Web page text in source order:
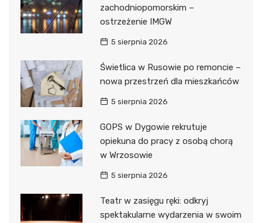
zachodniopomorskim –
ostrzeżenie IMGW
5 sierpnia 2026
Świetlica w Rusowie po remoncie –
nowa przestrzeń dla mieszkańców
5 sierpnia 2026
GOPS w Dygowie rekrutuje
opiekuna do pracy z osobą chorą
w Wrzosowie
5 sierpnia 2026
Teatr w zasięgu ręki: odkryj
spektakularne wydarzenia w swoim